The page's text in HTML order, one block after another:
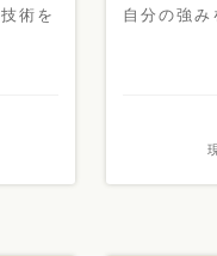
術を
自分の強み